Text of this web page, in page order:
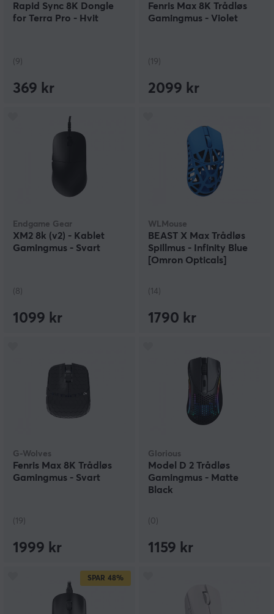
Rapid Sync 8K Dongle
for Terra Pro - Hvit
(9)
369 kr
Fenris Max 8K Trådløs
Gamingmus - Violet
(19)
2099 kr
Endgame Gear
XM2 8k (v2) - Kablet
Gamingmus - Svart
(8)
1099 kr
WLMouse
BEAST X Max Trådløs
Spillmus - Infinity Blue
[Omron Opticals]
(14)
1790 kr
G-Wolves
Fenris Max 8K Trådløs
Gamingmus - Svart
(19)
1999 kr
Glorious
Model D 2 Trådløs
Gamingmus - Matte
Black
(0)
1159 kr
SPAR 48%